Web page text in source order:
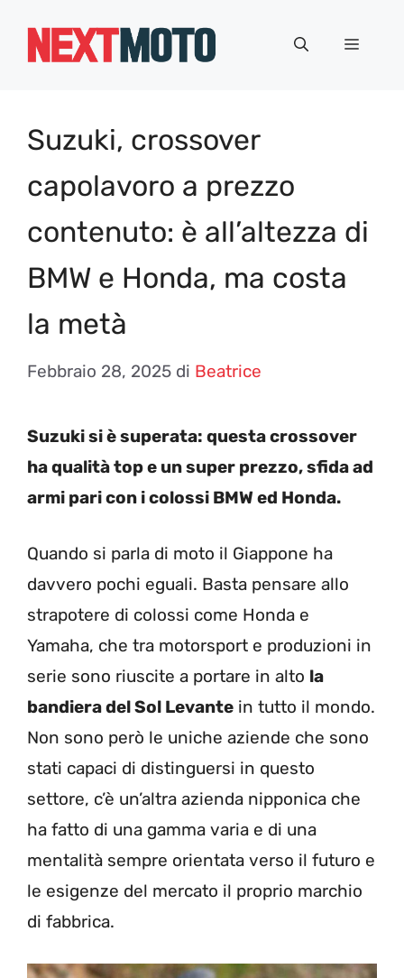
Menu
Suzuki, crossover
capolavoro a prezzo
contenuto: è all’altezza di
BMW e Honda, ma costa
la metà
Febbraio 28, 2025 di Beatrice
Suzuki si è superata: questa crossover
ha qualità top e un super prezzo, sfida ad
armi pari con i colossi BMW ed Honda.
Quando si parla di moto il Giappone ha
davvero pochi eguali. Basta pensare allo
strapotere di colossi come Honda e
Yamaha, che tra motorsport e produzioni in
serie sono riuscite a portare in alto la
bandiera del Sol Levante in tutto il mondo.
Non sono però le uniche aziende che sono
stati capaci di distinguersi in questo
settore, c’è un’altra azienda nipponica che
ha fatto di una gamma varia e di una
mentalità sempre orientata verso il futuro e
le esigenze del mercato il proprio marchio
di fabbrica.